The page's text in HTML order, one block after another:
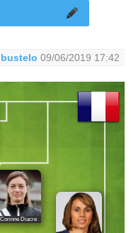
bustelo 09/06/2019 17:42
Corinne Diacre